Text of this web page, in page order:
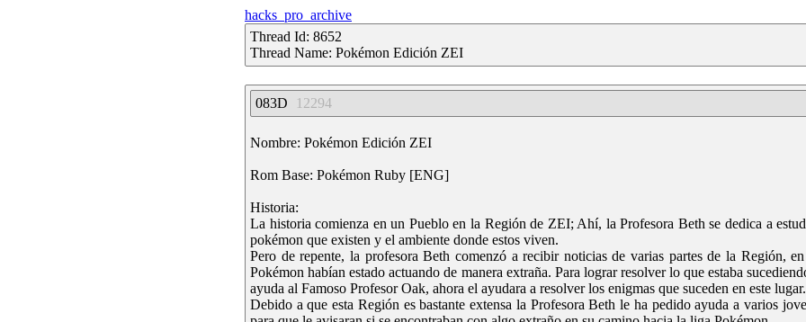
hacks_pro_archive
Thread Id: 8652
Thread Name: Pokémon Edición ZEI
083D 12294
Nombre: Pokémon Edición ZEI
Rom Base: Pokémon Ruby [ENG]
Historia:
La historia comienza en un Pueblo en la Región de ZEI; Ahí, la Profesora Beth se dedica a
pokémon que existen y el ambiente donde estos viven.
Pero de repente, la profesora Beth comenzó a recibir noticias de varias partes de la Región,
Pokémon habían estado actuando de manera extraña. Para lograr resolver lo que estaba
ayuda al Famoso Profesor Oak, ahora el ayudara a resolver los enigmas que suceden en este lugar.
Debido a que esta Región es bastante extensa la Profesora Beth le ha pedido ayuda a varios